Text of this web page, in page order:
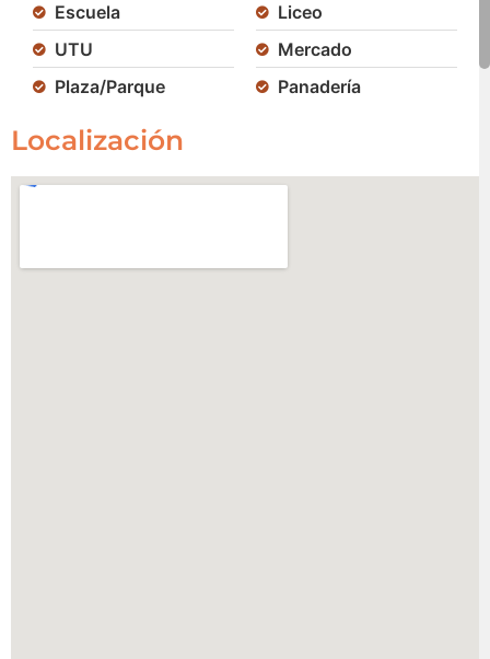
Escuela
Liceo
UTU
Mercado
Plaza/Parque
Panadería
Localización